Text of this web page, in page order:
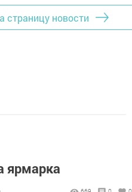
страницу новости
ярмарка